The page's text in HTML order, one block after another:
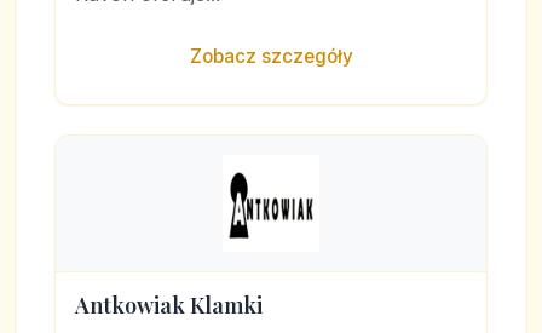
Zobacz szczegóły
Antkowiak Klamki